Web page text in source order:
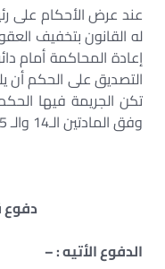
عند عرض الأحكام على
له القانون بتخفيف
إعادة المحاكمة أمام
التصديق على الحكم أن
تكن الجريمة فيها
وفق المادتين الـ14 والـ 15 من قانون الطوارئ.
دفوع
الدفوع الأتيه : –